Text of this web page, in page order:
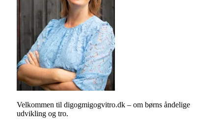
Velkommen til digogmigogvitro.dk – om børns åndelige
udvikling og tro.